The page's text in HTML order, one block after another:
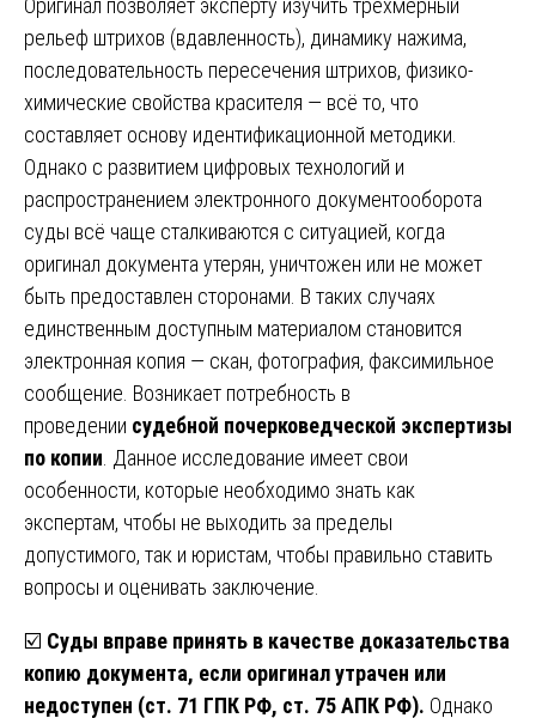
рельеф штрихов (вдавленность), динамику нажима,
последовательность пересечения штрихов, физико-
химические свойства красителя — всё то, что
составляет основу идентификационной методики.
Однако с развитием цифровых технологий и
распространением электронного документооборота
суды всё чаще сталкиваются с ситуацией, когда
оригинал документа утерян, уничтожен или не может
быть предоставлен сторонами. В таких случаях
единственным доступным материалом становится
электронная копия — скан, фотография, факсимильное
сообщение. Возникает потребность в
проведении судебной почерковедческой экспертизы
по копии . Данное исследование имеет свои
особенности, которые необходимо знать как
экспертам, чтобы не выходить за пределы
допустимого, так и юристам, чтобы правильно ставить
вопросы и оценивать заключение.
☑️ Суды вправе принять в качестве доказательства
копию документа, если оригинал утрачен или
недоступен (ст. 71 ГПК РФ, ст. 75 АПК РФ). Однако